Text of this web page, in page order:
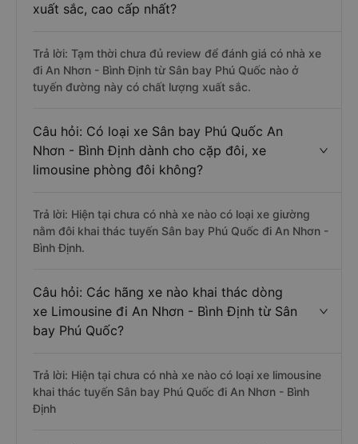
xuất sắc, cao cấp nhất?
Trả lời: Tạm thời chưa đủ review để đánh giá có nhà xe
đi An Nhơn - Bình Định từ Sân bay Phú Quốc nào ở
tuyến đường này có chất lượng xuất sắc.
Câu hỏi: Có loại xe Sân bay Phú Quốc An
Nhơn - Bình Định dành cho cặp đôi, xe
limousine phòng đôi không?
Trả lời: Hiện tại chưa có nhà xe nào có loại xe giường
nằm đôi khai thác tuyến Sân bay Phú Quốc đi An Nhơn -
Bình Định.
Câu hỏi: Các hãng xe nào khai thác dòng
xe Limousine đi An Nhơn - Bình Định từ Sân
bay Phú Quốc?
Trả lời: Hiện tại chưa có nhà xe nào có loại xe limousine
khai thác tuyến Sân bay Phú Quốc đi An Nhơn - Bình
Định